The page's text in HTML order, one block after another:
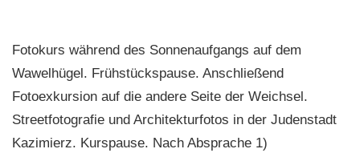
Fotokurs während des Sonnenaufgangs auf dem
Wawelhügel. Frühstückspause. Anschließend
Fotoexkursion auf die andere Seite der Weichsel.
Streetfotografie und Architekturfotos in der Judenstadt
Kazimierz. Kurspause. Nach Absprache 1)